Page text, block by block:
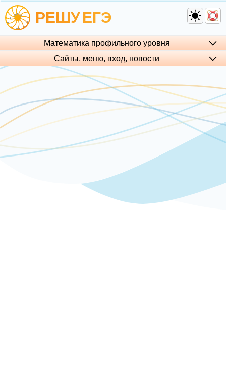
РЕШУЕГЭ
Математика профильного уровня
Сайты, меню, вход, но­во­сти